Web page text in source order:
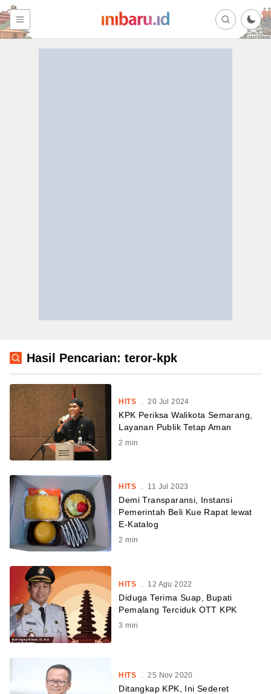
Hasil Pencarian: teror-kpk
HITS . 20 Jul 2024
KPK Periksa Walikota Semarang,
Layanan Publik Tetap Aman
2 min
HITS . 11 Jul 2023
Demi Transparansi, Instansi
Pemerintah Beli Kue Rapat lewat
E-Katalog
2 min
HITS 12 Agu 2022
Diduga Terima Suap, Bupati
Pemalang Terciduk OTT KPK
3 min
HITS . 25 Nov 2020
Ditangkap KPK, Ini Sederet